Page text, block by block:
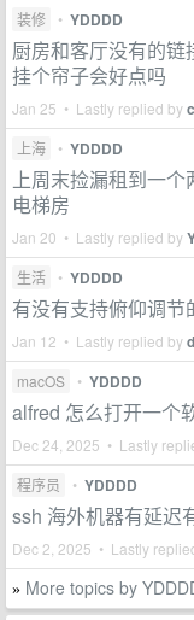
装修 • YDDDD
厨房和客厅没有的链
挂个帘子会好点吗
Jan 25 • Lastly replied by
上海 • YDDDD
上周末捡漏租到一
电梯房
Jan 20 • Lastly replied by
生活 • YDDDD
有没有支持俯仰调节
Jan 12 • Lastly replied by
macOS • YDDDD
alfred 怎么打开一个
Dec 24, 2025 • Lastly
程序员 • YDDDD
ssh 海外机器有延迟
Dec 2, 2025 • Lastly
» More topics by